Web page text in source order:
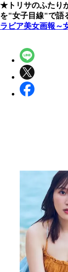
★トリサのふたり
を"女子目線"で語
ラビア美女画報～